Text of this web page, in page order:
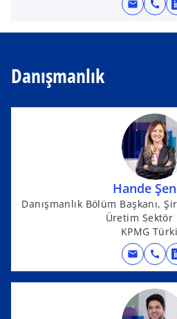
mail call
n
Danışmanlık
Hande
Danışmanlık Bölüm Başkanı,
Üretim Sektör
KPMG
mail call